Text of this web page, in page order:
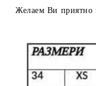
Желаем Ви приятно